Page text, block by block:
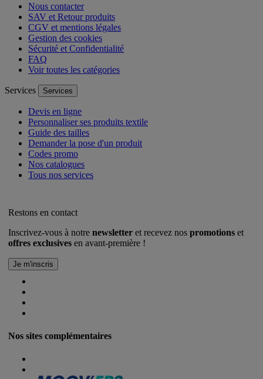
Nous contacter
SAV et Retour produits
CGV et mentions légales
Gestion des cookies
Sécurité et Confidentialité
FAQ
Voir toutes les catégories
Services Services
Devis en ligne
Personnaliser ses produits textile
Guide des tailles
Demander la pose d'un produit
Codes promo
Nos catalogues
Tous nos services
Restons en contact
Inscrivez-vous à notre newsletter et recevez nos promotions et
offres exclusives en avant-première !
Nos sites complémentaires